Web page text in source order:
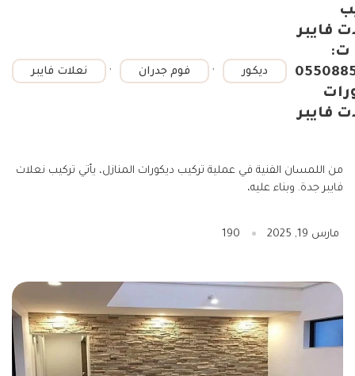
ديكور , فوم جدران , نعلات فايبر
فايبر
ت:
فايبر
من اللمسان الفنية في عملية تركيب ديكورات المنازل، يأتي تركيب نعلات
فايبر جدة. وبناء عليه،
مارس 19, 2025 190